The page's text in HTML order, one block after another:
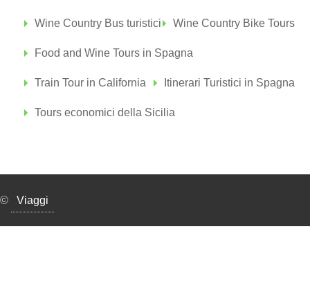
Wine Country Bus turistici Wine Country Bike Tours
Food and Wine Tours in Spagna
Train Tour in California Itinerari Turistici in Spagna
Tours economici della Sicilia
© Viaggi